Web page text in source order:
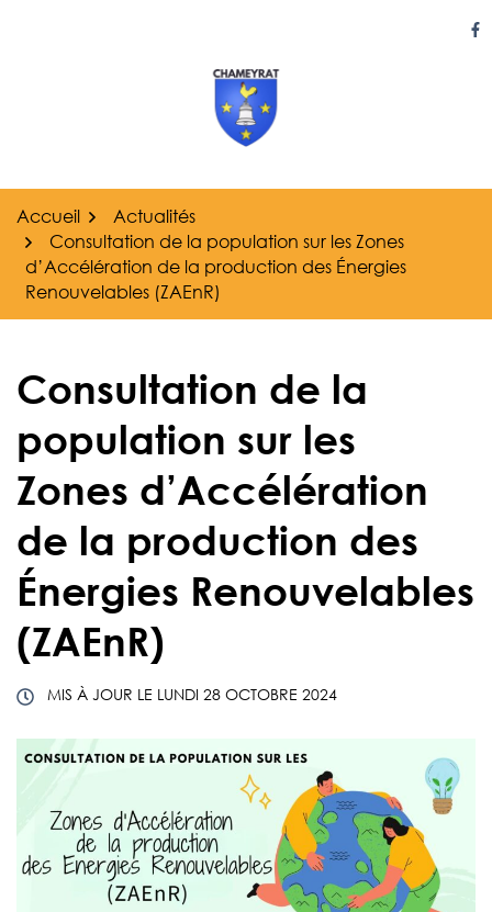
Accueil
Actualités
Consultation de la population sur les Zones
d’Accélération de la production des Énergies
Renouvelables (ZAEnR)
Consultation de la
population sur les
Zones d’Accélération
de la production des
Énergies Renouvelables
(ZAEnR)
MIS À JOUR LE LUNDI 28 OCTOBRE 2024